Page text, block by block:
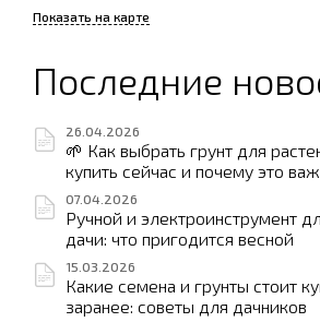
Показать на карте
Последние
26.04.2026
🌱 Как выбрать грунт для
купить сейчас и почему это
07.04.2026
Ручной и электроинструмент
дачи: что пригодится весной
15.03.2026
Какие семена и грунты стоит
заранее: советы для дачников